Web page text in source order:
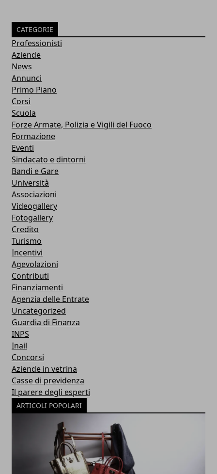
CATEGORIE
Professionisti
Aziende
News
Annunci
Primo Piano
Corsi
Scuola
Forze Armate, Polizia e Vigili del Fuoco
Formazione
Eventi
Sindacato e dintorni
Bandi e Gare
Università
Associazioni
Videogallery
Fotogallery
Credito
Turismo
Incentivi
Agevolazioni
Contributi
Finanziamenti
Agenzia delle Entrate
Uncategorized
Guardia di Finanza
INPS
Inail
Concorsi
Aziende in vetrina
Casse di previdenza
Il parere degli esperti
ARTICOLI POPOLARI